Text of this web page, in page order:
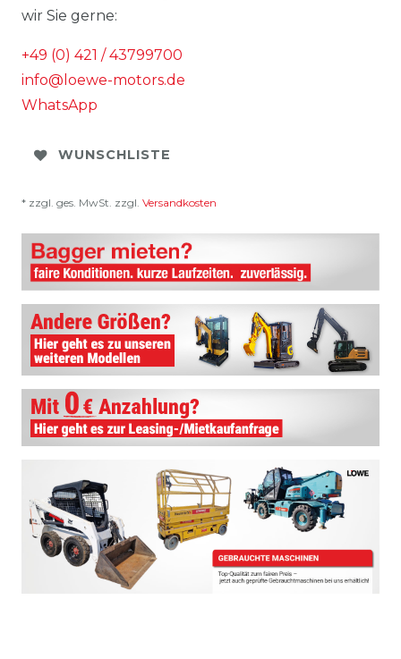
wir Sie gerne:
+49 (0) 421 / 43799700
info@loewe-motors.de
WhatsApp
WUNSCHLISTE
* zzgl. ges. MwSt. zzgl. Versandkosten